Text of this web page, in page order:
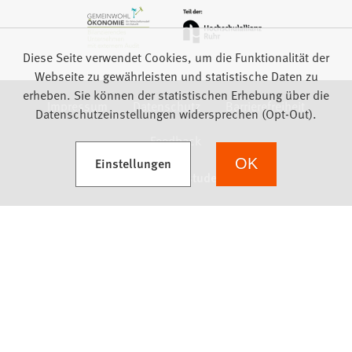
Impressum Datenschutz
Barrierefreiheit
Feedback
Diese Seite verwendet Cookies, um die Funktionalität der
Webseite zu gewährleisten und statistische Daten zu
erheben. Sie können der statistischen Erhebung über die
Datenschutzeinstellungen widersprechen (Opt-Out).
Einstellungen
(Öffnet in einem neuen Tab) OK